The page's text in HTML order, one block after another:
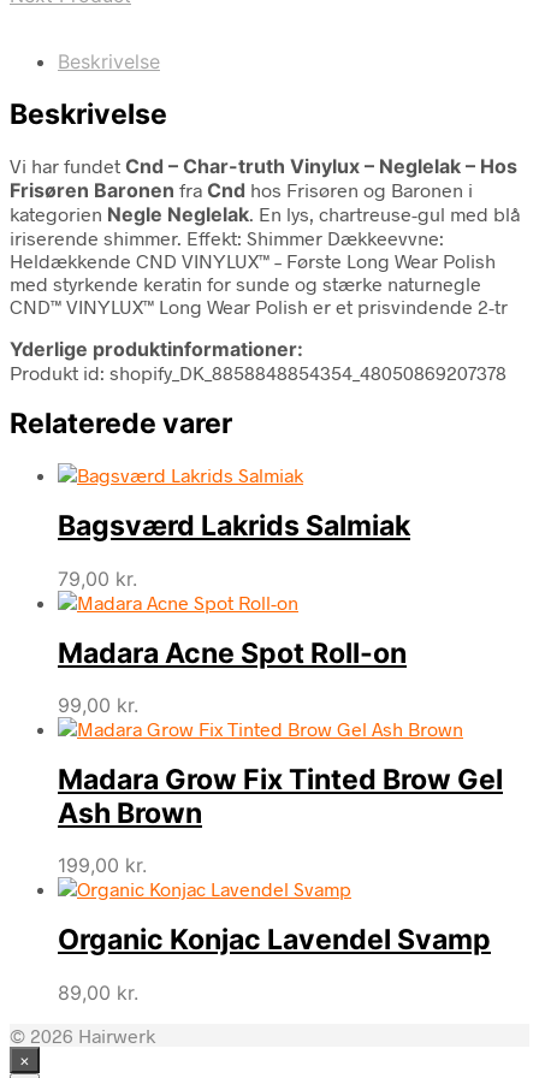
Beskrivelse
Beskrivelse
Vi har fundet Cnd – Char-truth Vinylux – Neglelak – Hos
Frisøren Baronen fra Cnd hos Frisøren og Baronen i
kategorien Negle Neglelak. En lys, chartreuse-gul med blå
iriserende shimmer. Effekt: Shimmer Dækkeevvne:
Heldækkende CND VINYLUX™ – Første Long Wear Polish
med styrkende keratin for sunde og stærke naturnegle
CND™ VINYLUX™ Long Wear Polish er et prisvindende 2-tr
Yderlige produktinformationer:
Produkt id: shopify_DK_8858848854354_48050869207378
Relaterede varer
Bagsværd Lakrids Salmiak
79,00 kr.
Madara Acne Spot Roll-on
99,00 kr.
Madara Grow Fix Tinted Brow Gel
Ash Brown
199,00 kr.
Organic Konjac Lavendel Svamp
89,00 kr.
© 2026 Hairwerk
×